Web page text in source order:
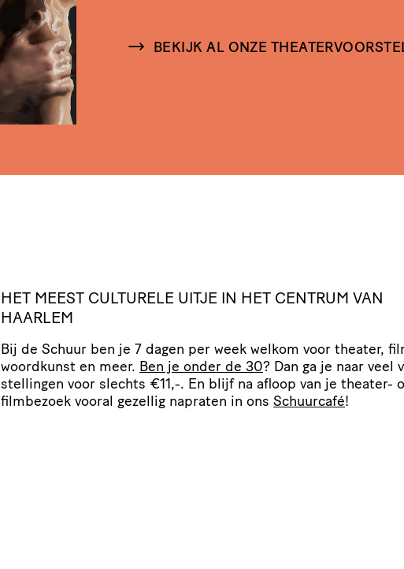
BEKIJK AL ONZE
HET MEEST CULTURELE UITJE IN HET CENTRUM VAN
HAARLEM
Bij de Schuur ben je 7 dagen per week welkom voor theater,
woordkunst en meer. Ben je onder de 30? Dan ga je naar veel
stel­lingen voor slechts €11,-. En blijf na afloop van je theater-
filmbezoek vooral gezellig napraten in ons Schuurcafé!